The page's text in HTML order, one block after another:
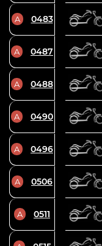
A 0483
A 0487
A 0488
A 0490
A 0496
A 0506
A 0511